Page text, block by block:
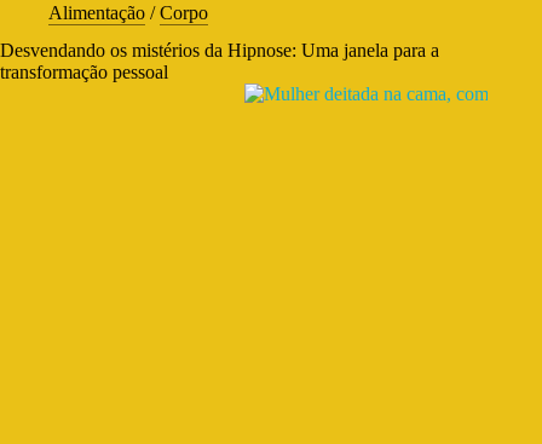
Alimentação /Corpo
Desvendando os mistérios da Hipnose: Uma janela para a
transformação pessoal